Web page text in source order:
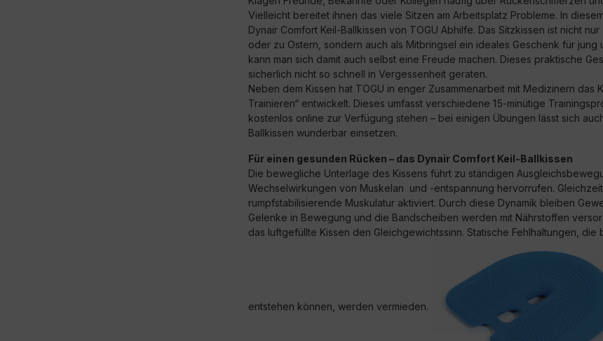
Vielleicht bereitet ihnen das viele Sitzen am Arbeitsplatz Probleme. In
Dynair Comfort Keil-Ballkissen von TOGU Abhilfe. Das Sitzkissen ist nicht nur
oder zu Ostern, sondern auch als Mitbringsel ein ideales Geschenk für jung
kann man sich damit auch selbst eine Freude machen. Dieses praktische
sicherlich nicht so schnell in Vergessenheit geraten.
Neben dem Kissen hat TOGU in enger Zusammenarbeit mit Medizinern das
Trainieren“ entwickelt. Dieses umfasst verschiedene 15-minütige
kostenlos online zur Verfügung stehen – bei einigen Übungen lässt sich
Ballkissen wunderbar einsetzen.
Für einen gesunden Rücken – das Dynair Comfort Keil-Ballkissen
Die bewegliche Unterlage des Kissens führt zu ständigen
Wechselwirkungen von Muskelan und -entspannung hervorrufen.
rumpfstabilisierende Muskulatur aktiviert. Durch diese Dynamik bleiben
Gelenke in Bewegung und die Bandscheiben werden mit Nährstoffen
das luftgefüllte Kissen den Gleichgewichtssinn. Statische Fehlhaltungen, die
entstehen können, werden vermieden.